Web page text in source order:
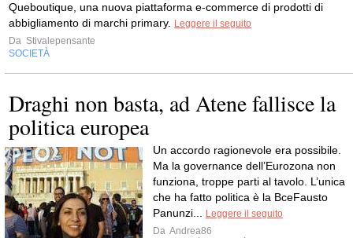
Queboutique, una nuova piattaforma e-commerce di prodotti di
abbigliamento di marchi primary.
Leggere il seguito
Da Stivalepensante
SOCIETÀ
Draghi non basta, ad Atene fallisce la
politica europea
Un accordo ragionevole era possibile.
Ma la governance dell’Eurozona non
funziona, troppe parti al tavolo. L’unica
che ha fatto politica è la BceFausto
Panunzi...
Leggere il seguito
Da Andrea86